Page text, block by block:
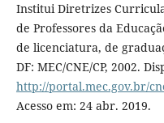
Institui Diretrizes
de Professores da
de licenciatura, de
DF: MEC/CNE/CP, 2002.
http://portal.mec.gov.br/
Acesso em: 24 abr. 2019.